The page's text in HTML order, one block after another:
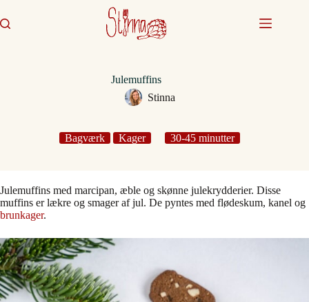
til
indhold
Julemuffins
Stinna
Bagværk Kager 30-45 minutter
Julemuffins med marcipan, æble og skønne julekrydderier. Disse
muffins er lækre og smager af jul. De pyntes med flødeskum, kanel og
brunkager.